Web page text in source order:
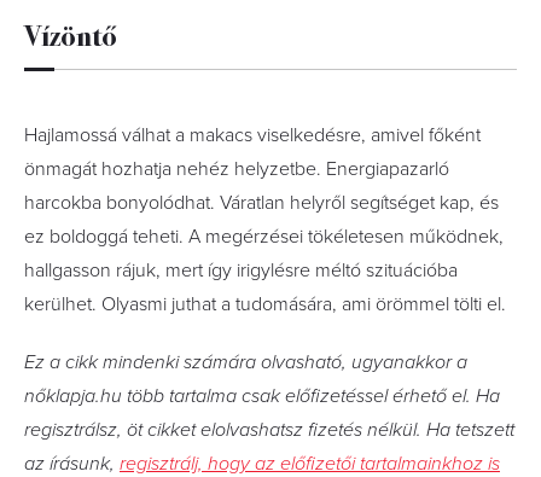
Vízöntő
Hajlamossá válhat a makacs viselkedésre, amivel főként
önmagát hozhatja nehéz helyzetbe. Energiapazarló
harcokba bonyolódhat. Váratlan helyről segítséget kap, és
ez boldoggá teheti. A megérzései tökéletesen működnek,
hallgasson rájuk, mert így irigylésre méltó szituációba
kerülhet. Olyasmi juthat a tudomására, ami örömmel tölti el.
Ez a cikk mindenki számára olvasható, ugyanakkor a
nőklapja.hu több tartalma csak előfizetéssel érhető el. Ha
regisztrálsz, öt cikket elolvashatsz fizetés nélkül. Ha tetszett
az írásunk, regisztrálj, hogy az előfizetői tartalmainkhoz is